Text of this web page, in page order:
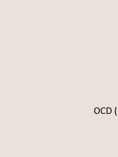
OCD (